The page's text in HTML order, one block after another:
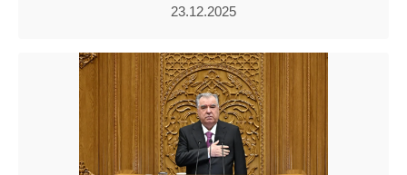
23.12.2025